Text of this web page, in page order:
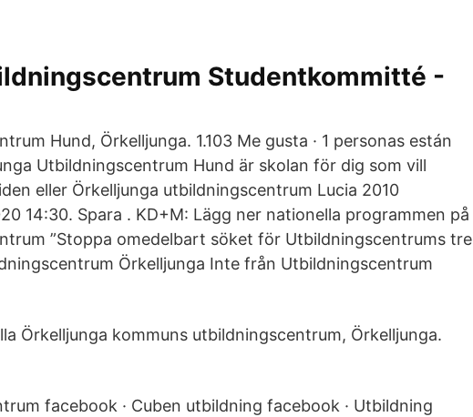
Studentkommitté -
Hund, Örkelljunga. 1.103 Me gusta · 1 personas están
Utbildningscentrum Hund är skolan för dig som vill
eller Örkelljunga utbildningscentrum Lucia 2010
14:30. Spara . KD+M: Lägg ner nationella programmen på
”Stoppa omedelbart söket för Utbildningscentrums tre
Örkelljunga Inte från Utbildningscentrum
Örkelljunga kommuns utbildningscentrum, Örkelljunga.
facebook · Cuben utbildning facebook · Utbildning